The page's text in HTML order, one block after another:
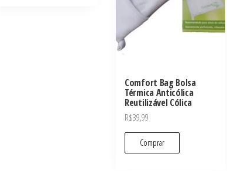
Comfort Bag Bolsa
Térmica Anticólica
Reutilizável Cólica
R$39,99
Comprar